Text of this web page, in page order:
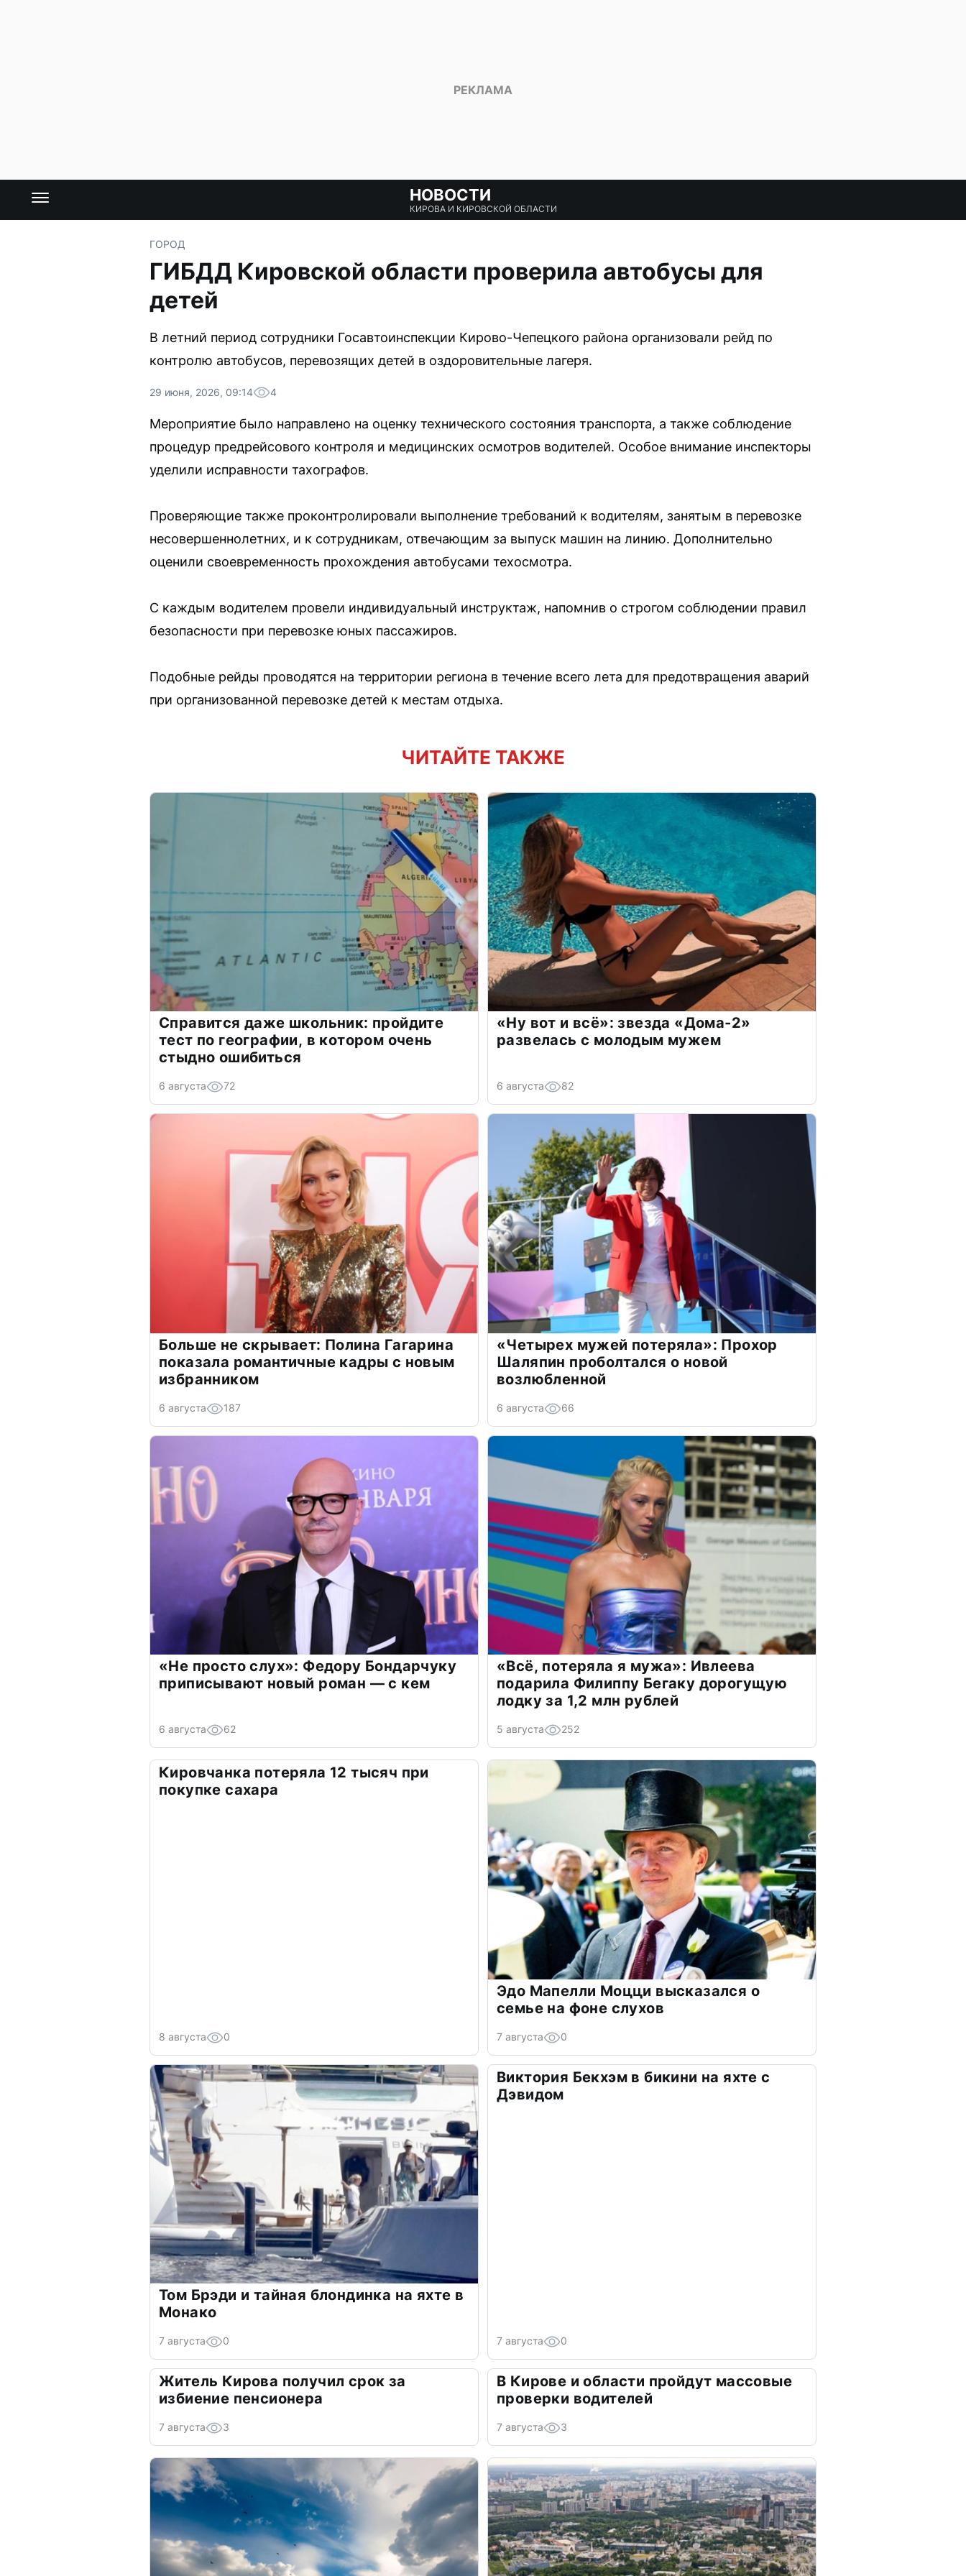
НОВОСТИ
КИРОВА И КИРОВСКОЙ ОБЛАСТИ
ГОРОД
ГИБДД Кировской области проверила автобусы для
детей
В летний период сотрудники Госавтоинспекции Кирово-Чепецкого района организовали рейд по
контролю автобусов, перевозящих детей в оздоровительные лагеря.
29 июня, 2026, 09:14 4
Мероприятие было направлено на оценку технического состояния транспорта, а также соблюдение
процедур предрейсового контроля и медицинских осмотров водителей. Особое внимание инспекторы
уделили исправности тахографов.
Проверяющие также проконтролировали выполнение требований к водителям, занятым в перевозке
несовершеннолетних, и к сотрудникам, отвечающим за выпуск машин на линию. Дополнительно
оценили своевременность прохождения автобусами техосмотра.
С каждым водителем провели индивидуальный инструктаж, напомнив о строгом соблюдении правил
безопасности при перевозке юных пассажиров.
Подобные рейды проводятся на территории региона в течение всего лета для предотвращения аварий
при организованной перевозке детей к местам отдыха.
ЧИТАЙТЕ ТАКЖЕ
Справится даже школьник: пройдите
тест по географии, в котором очень
стыдно ошибиться
6 августа 72
«Ну вот и всё»: звезда «Дома-2»
развелась с молодым мужем
6 августа 82
Больше не скрывает: Полина Гагарина
показала романтичные кадры с новым
избранником
6 августа 187
«Четырех мужей потеряла»: Прохор
Шаляпин проболтался о новой
возлюбленной
6 августа 66
«Не просто слух»: Федору Бондарчуку
приписывают новый роман — с кем
6 августа 62
«Всё, потеряла я мужа»: Ивлеева
подарила Филиппу Бегаку дорогущую
лодку за 1,2 млн рублей
5 августа 252
Кировчанка потеряла 12 тысяч при
покупке сахара
8 августа 0
Эдо Мапелли Моцци высказался о
семье на фоне слухов
7 августа 0
Том Брэди и тайная блондинка на яхте в
Монако
7 августа 0
Виктория Бекхэм в бикини на яхте с
Дэвидом
7 августа 0
Житель Кирова получил срок за
избиение пенсионера
7 августа 3
В Кирове и области пройдут массовые
проверки водителей
7 августа 3